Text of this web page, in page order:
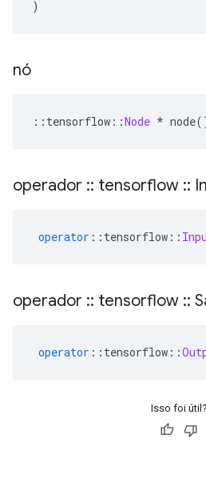
)
nó
:: tensorflow ::Node * node
operador :: tensorflow ::
operator :: tensorflow ::
operador :: tensorflow ::
operator :: tensorflow ::
Isso foi útil?